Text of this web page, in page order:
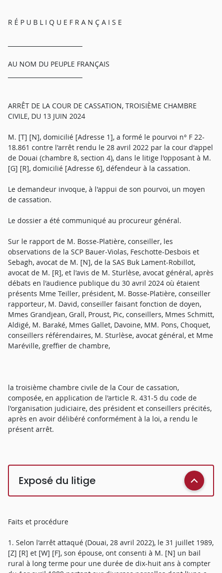
R É P U B L I Q U E F R A N Ç A I S E
AU NOM DU PEUPLE FRANÇAIS
ARRÊT DE LA COUR DE CASSATION, TROISIÈME CHAMBRE
CIVILE, DU 13 JUIN 2024
M. [T] [N], domicilié [Adresse 1], a formé le pourvoi n° F 22-
18.861 contre l'arrêt rendu le 28 avril 2022 par la cour d'appel
de Douai (chambre 8, section 4), dans le litige l'opposant à M.
[G] [R], domicilié [Adresse 6], défendeur à la cassation.
Le demandeur invoque, à l'appui de son pourvoi, un moyen
de cassation.
Le dossier a été communiqué au procureur général.
Sur le rapport de M. Bosse-Platière, conseiller, les
observations de la SCP Bauer-Violas, Feschotte-Desbois et
Sebagh, avocat de M. [N], de la SAS Buk Lament-Robillot,
avocat de M. [R], et l'avis de M. Sturlèse, avocat général, après
débats en l'audience publique du 30 avril 2024 où étaient
présents Mme Teiller, président, M. Bosse-Platière, conseiller
rapporteur, M. David, conseiller faisant fonction de doyen,
Mmes Grandjean, Grall, Proust, Pic, conseillers, Mmes Schmitt,
Aldigé, M. Baraké, Mmes Gallet, Davoine, MM. Pons, Choquet,
conseillers référendaires, M. Sturlèse, avocat général, et Mme
Maréville, greffier de chambre,
la troisième chambre civile de la Cour de cassation,
composée, en application de l'article R. 431-5 du code de
l'organisation judiciaire, des président et conseillers précités,
après en avoir délibéré conformément à la loi, a rendu le
présent arrêt.
Exposé du litige
Faits et procédure
1. Selon l'arrêt attaqué (Douai, 28 avril 2022), le 31 juillet 1989,
[Z] [R] et [W] [F], son épouse, ont consenti à M. [N] un bail
rural à long terme pour une durée de dix-huit ans à compter